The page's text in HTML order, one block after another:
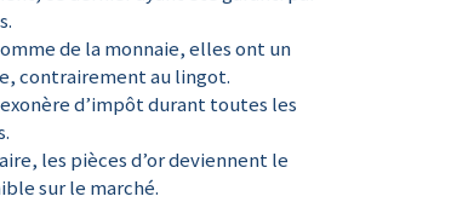
de la monnaie, elles ont un
contrairement au lingot.
d’impôt durant toutes les
les pièces d’or deviennent le
sur le marché.